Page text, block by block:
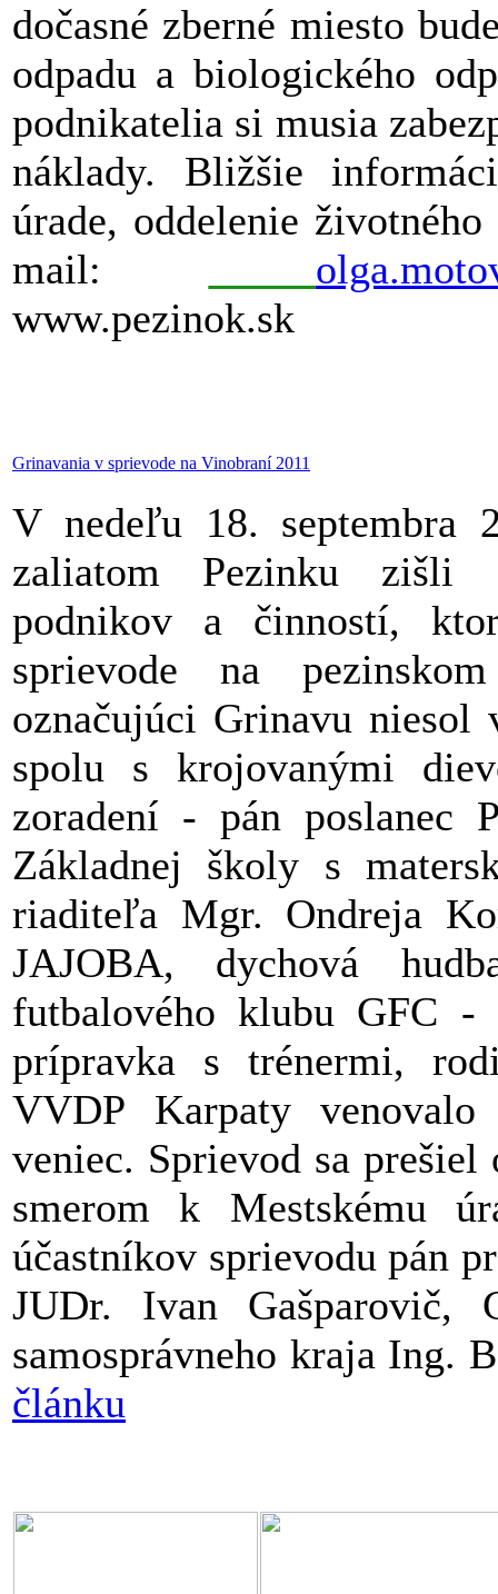
dočasné zberné miesto
odpadu a biologického
podnikatelia si musia
náklady. Bližšie
úrade, oddelenie
mail:
www.pezinok.sk
Grinavania v sprievode na Vinobraní 2011
V nedeľu 18. septembra
zaliatom Pezinku zišli
podnikov a činností,
sprievode na
označujúci Grinavu
spolu s krojovanými
zoradení - pán poslanec
Základnej školy s
riaditeľa Mgr. Ondreja
JAJOBA, dychová
futbalového klubu GFC -
prípravka s trénermi,
VVDP Karpaty
veniec. Sprievod sa
smerom k Mestskému
účastníkov sprievodu pán
JUDr. Ivan Gašparovič,
samosprávneho kraja Ing.
článku